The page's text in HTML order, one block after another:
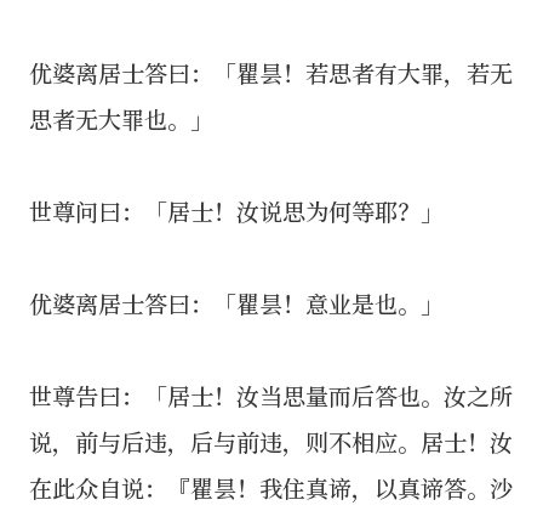
优婆离居士答曰：「瞿昙！若思者有大罪，若无
思者无大罪也。」
世尊问曰：「居士！汝说思为何等耶？」
优婆离居士答曰：「瞿昙！意业是也。」
世尊告曰：「居士！汝当思量而后答也。汝之所
说，前与后违，后与前违，则不相应。居士！汝
在此众自说：『瞿昙！我住真谛，以真谛答。沙